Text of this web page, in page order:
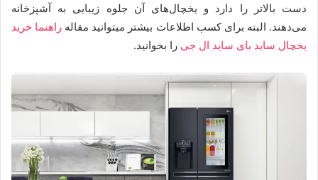
دست بالاتر را دارد و یخچال‌های آن جلوه زیبایی به آشپزخانه
می‌دهند‌. البته برای کسب اطلاعات بیشتر میتوانید مقاله راهنما خرید
یخچال ساید بای ساید ال جی را بخوانید.